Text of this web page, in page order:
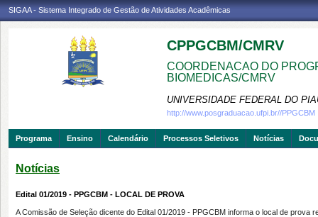
SIGAA - Sistema Integrado de Gestão de Atividades Acadêmicas
CPPGCBM/CMRV
COORDENACAO DO
BIOMEDICAS/CMRV
UNIVERSIDADE FEDERAL DO
http://www.posgraduacao.ufpi.br//PPGCBM
Programa Ensino Calendário Processos Seletivos Notícias
Notícias
Edital 01/2019 - PPGCBM - LOCAL DE PROVA
A Comissão de Seleção dicente do Edital 01/2019 - PPGCBM informa o local de